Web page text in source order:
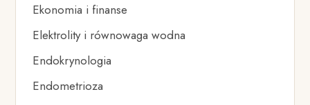
Ekonomia i finanse
Elektrolity i równowaga wodna
Endokrynologia
Endometrioza